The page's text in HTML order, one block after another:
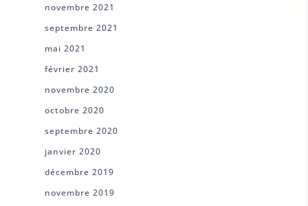
novembre 2021
septembre 2021
mai 2021
février 2021
novembre 2020
octobre 2020
septembre 2020
janvier 2020
décembre 2019
novembre 2019